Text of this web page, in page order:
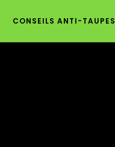
CONSEILS ANTI-TAUPES